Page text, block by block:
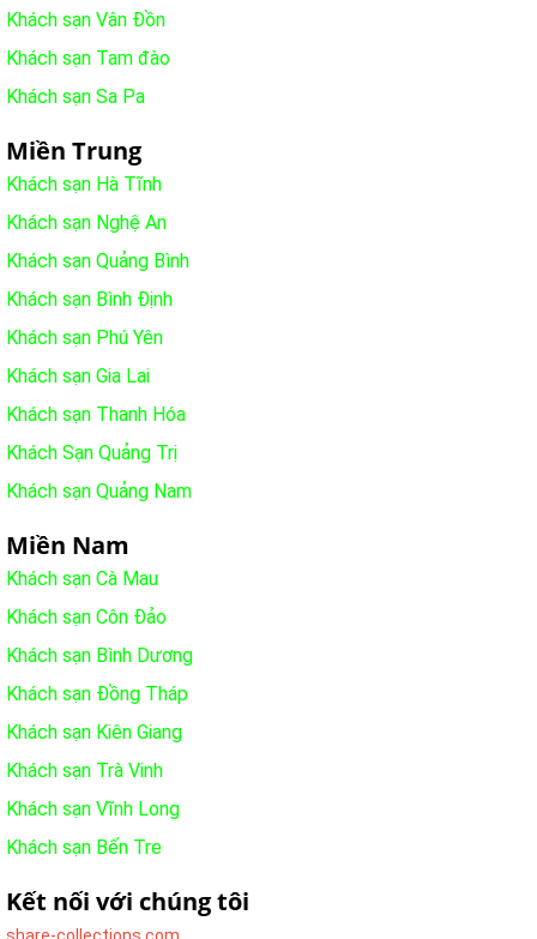
Khách sạn Vân Đồn
Khách sạn Tam đào
Khách sạn Sa Pa
Miền Trung
Khách sạn Hà Tĩnh
Khách sạn Nghệ An
Khách sạn Quảng Bình
Khách sạn Bình Định
Khách sạn Phú Yên
Khách sạn Gia Lai
Khách sạn Thanh Hóa
Khách Sạn Quảng Trị
Khách sạn Quảng Nam
Miền Nam
Khách sạn Cà Mau
Khách sạn Côn Đảo
Khách sạn Bình Dương
Khách sạn Đồng Tháp
Khách sạn Kiên Giang
Khách sạn Trà Vinh
Khách sạn Vĩnh Long
Khách sạn Bến Tre
Kết nối với chúng tôi